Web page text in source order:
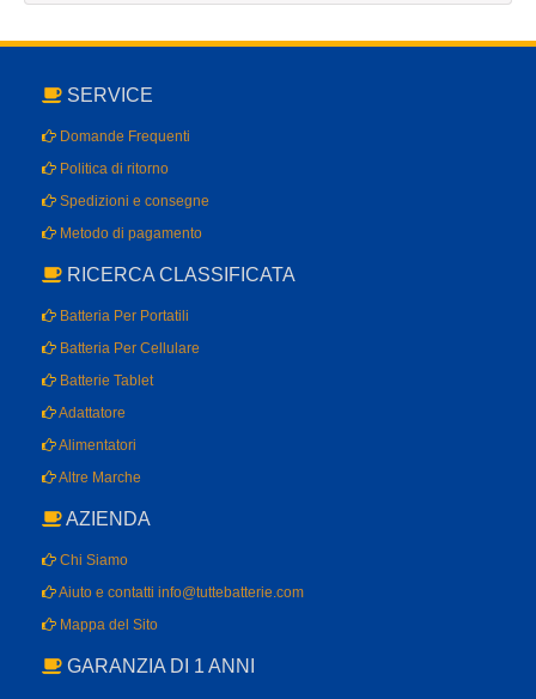
SERVICE
Domande Frequenti
Politica di ritorno
Spedizioni e consegne
Metodo di pagamento
RICERCA CLASSIFICATA
Batteria Per Portatili
Batteria Per Cellulare
Batterie Tablet
Adattatore
Alimentatori
Altre Marche
AZIENDA
Chi Siamo
Aiuto e contatti info@tuttebatterie.com
Mappa del Sito
GARANZIA DI 1 ANNI